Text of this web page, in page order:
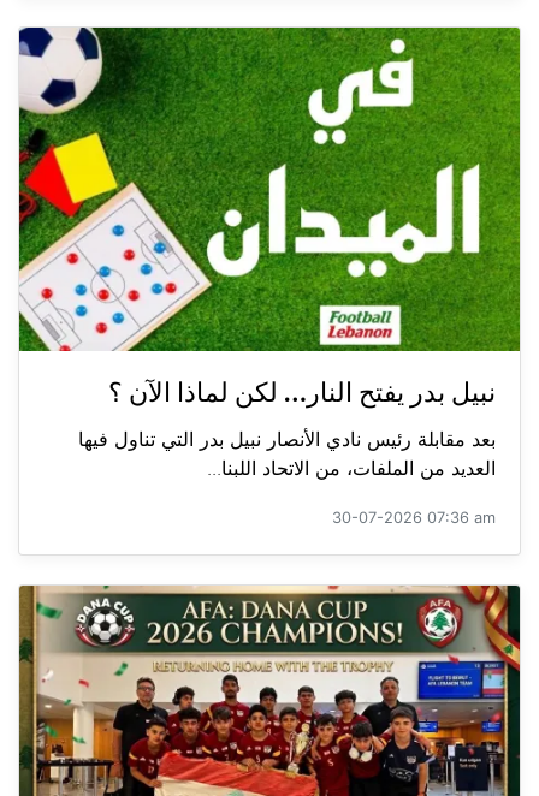
نبيل بدر يفتح النار… لكن لماذا الآن ؟
بعد مقابلة رئيس نادي الأنصار نبيل بدر التي تناول فيها
العديد من الملفات، من الاتحاد اللبنا...
30-07-2026 07:36 am